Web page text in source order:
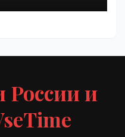
России и